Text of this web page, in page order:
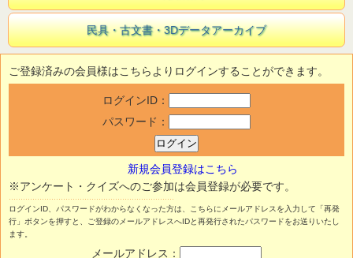
民具・古文書・3Dデータアーカイブ
ご登録済みの会員様はこちらよりログインすることができます。
ログインID：
パスワード：
新規会員登録はこちら
※アンケート・クイズへのご参加は会員登録が必要です。
ログインID、パスワードがわからなくなった方は、こちらにメールアドレスを入力して「再発
行」ボタンを押すと、ご登録のメールアドレスへIDと再発行されたパスワードをお送りいたし
ます。
メールアドレス：